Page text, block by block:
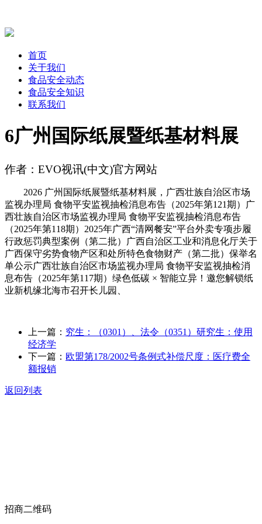
首页
关于我们
食品安全动态
食品安全知识
联系我们
6广州国际纸展暨纸基材料展
作者：EVO视讯(中文)官方网站
2026 广州国际纸展暨纸基材料展，广西壮族自治区市场
监视办理局 食物平安监视抽检消息布告（2025年第121期）广
西壮族自治区市场监视办理局 食物平安监视抽检消息布告
（2025年第118期）2025年广西“清网餐安”平台外卖专项步履
行政惩罚典型案例（第二批）广西自治区工业和消息化厅关于
广西保守劣势食物产区和处所特色食物财产（第二批）保举名
单公示广西壮族自治区市场监视办理局 食物平安监视抽检消
息布告（2025年第117期）绿色低碳 × 智能立异！邀您解锁纸
业新机缘北海市召开长儿园、
上一篇： 究生：（0301）、法令（0351）研究生：使用
经济学
下一篇： 欧盟第178/2002号条例式补偿尺度：医疗费全
额报销
返回列表
招商二维码